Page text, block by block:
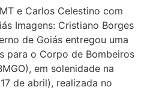
e Carlos Celestino com
Imagens: Cristiano Borges
de Goiás entregou uma
para o Corpo de Bombeiros
em solenidade na
de abril), realizada no